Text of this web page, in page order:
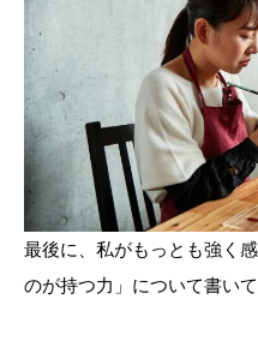
最後に、私がもっとも強く
のが持つ力」について書い